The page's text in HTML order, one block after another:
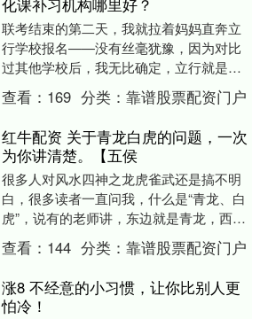
化课补习机构哪里好？
联考结束的第二天，我就拉着妈妈直奔立
行学校报名——没有丝毫犹豫，因为对比
过其他学校后，我无比确定，立行就是我
心中最完美的选择。作为艺考生，我太清
楚文化课是“最后....
查看： 169 分类：靠谱股票配资门户
红牛配资 关于青龙白虎的问题，一次
为你讲清楚。【五侯
很多人对风水四神之龙虎雀武还是搞不明
白，很多读者一直问我，什么是“青龙、白
虎”，说有的老师讲，东边就是青龙，西边
就是白虎，都是固定的。这是纯粹的谬
论，正所谓：学....
查看： 144 分类：靠谱股票配资门户
涨8 不经意的小习惯，让你比别人更
怕冷！